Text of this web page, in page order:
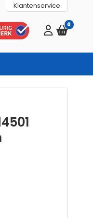
0
Klantenservice